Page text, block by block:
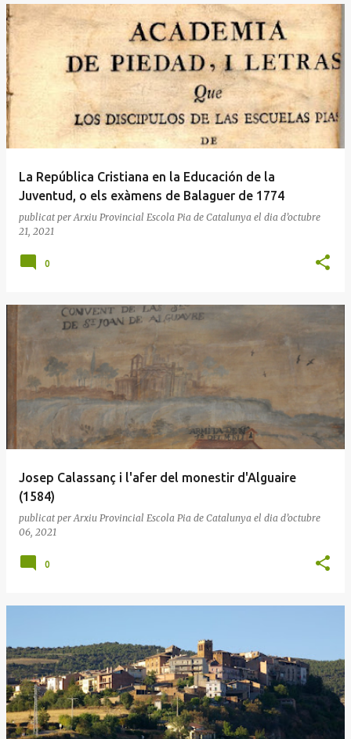
La República Cristiana en la Educación de la
Juventud, o els exàmens de Balaguer de 1774
publicat perArxiu Provincial Escola Pia de Catalunya el dia d’octubre
21, 2021
0
Josep Calassanç i l'afer del monestir d'Alguaire
(1584)
publicat perArxiu Provincial Escola Pia de Catalunya el dia d’octubre
06, 2021
0